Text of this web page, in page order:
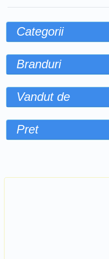
Categorii
Branduri
Vandut de
Pret